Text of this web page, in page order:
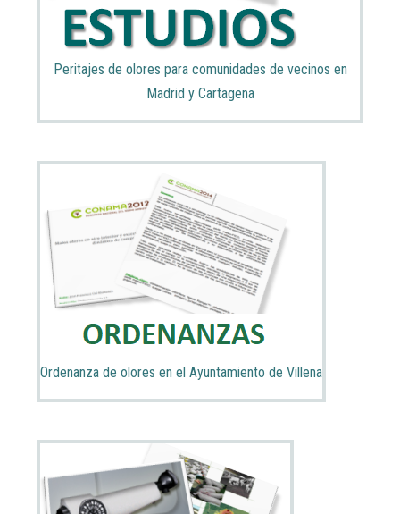
Peritajes de olores para comunidades de vecinos en
Madrid y Cartagena
Ordenanza de olores en el Ayuntamiento de Villena